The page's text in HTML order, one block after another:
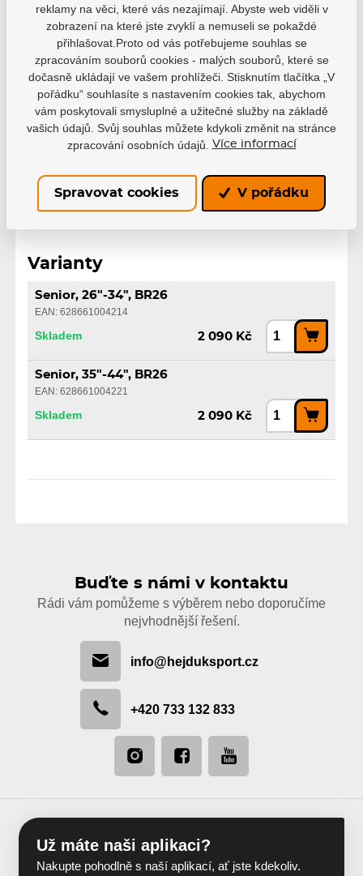
Varianta Senior
Velikost
26" 27" 28"
29"
30"
31" 32"
33"
34"
35" 36"
37"
38"
39" 40"
41"
42"
43" 44"
Varianty
Senior, 26"-34", BR26
EAN: 628661004214
Skladem 2 090 Kč
Senior, 35"-44", BR26
EAN: 628661004221
Skladem 2 090 Kč
Buďte s námi v kontaktu
Rádi vám pomůžeme s výběrem nebo doporučíme
nejvhodnější řešení.
info@hejduksport.cz
+420 733 132 833
Už máte naši aplikaci?
Nakupte pohodlně s naší aplikací, ať jste kdekoliv.
reklamy na věci, které vás nezajímají. Abyste web viděli v
zobrazení na které jste zvyklí a nemuseli se pokaždé
přihlašovat.Proto od vás potřebujeme souhlas se
zpracováním souborů cookies - malých souborů, které se
dočasně ukládají ve vašem prohlížeči. Stisknutím tlačítka „V
pořádku“ souhlasíte s nastavením cookies tak, abychom
vám poskytovali smysluplné a užitečné služby na základě
vašich údajů. Svůj souhlas můžete kdykoli změnit na stránce
zpracování osobních údajů.
Více informací
Spravovat cookies V pořádku